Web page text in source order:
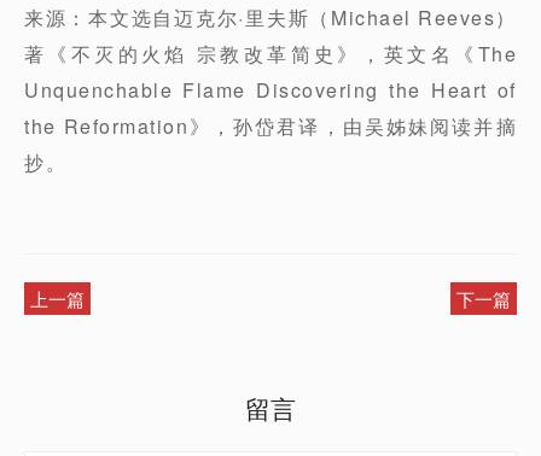
来源：本文选自迈克尔·里夫斯（Michael Reeves）
著《不灭的火焰 宗教改革简史》，英文名《The
Unquenchable Flame Discovering the Heart of
the Reformation》，孙岱君译，由吴姊妹阅读并摘
抄。
上一篇 下一篇
留言